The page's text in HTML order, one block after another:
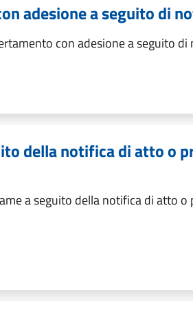
adesione a seguito di
con adesione a seguito
della notifica di atto o
a seguito della notifica di atto